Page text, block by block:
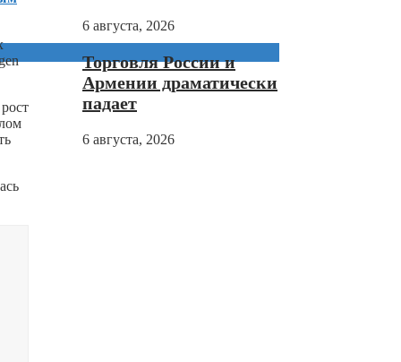
6 августа, 2026
Торговля России и
Армении драматически
падает
6 августа, 2026